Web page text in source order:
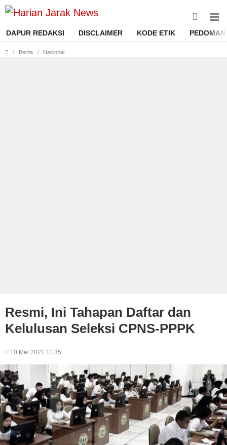
DAPUR REDAKSI DISCLAIMER KODE ETIK
Berita Nasional
Resmi, Ini Tahapan Daftar dan
Kelulusan Seleksi CPNS-PPPK
10 Mei 2021 11:35